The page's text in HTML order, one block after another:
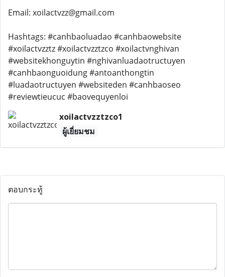
Email: xoilactvzz@gmail.com
Hashtags: #canhbaoluadao #canhbaowebsite
#xoilactvzztz #xoilactvzztzco #xoilactvnghivan
#websitekhonguytin #nghivanluadaotructuyen
#canhbaonguoidung #antoanthongtin
#luadaotructuyen #websiteden #canhbaoseo
#reviewtieucuc #baovequyenloi
xoilactvzztzco1
ผู้เยี่ยมชม
ตอบกระทู้